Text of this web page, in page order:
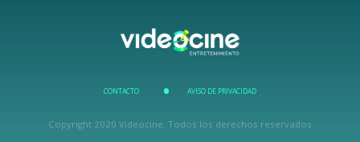
CONTACTO AVISO DE PRIVACIDAD
Copyright 2020 Videocine. Todos los derechos reservados